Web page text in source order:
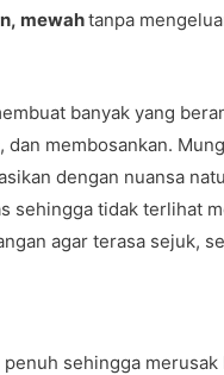
, mewahtanpa
banyak yang
, dan membosankan.
dengan nuansa
sehingga tidak terlihat
agar terasa sejuk,
sehingga